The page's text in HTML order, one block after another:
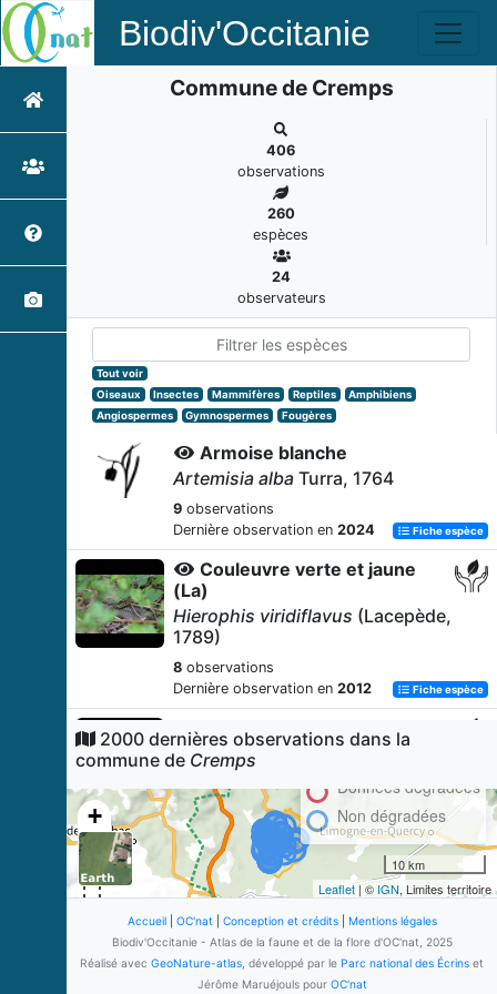
Biodiv'Occitanie
Commune de Cremps
406
observations
260
espèces
24
observateurs
Tout voir
Oiseaux
Insectes Mammifères Reptiles
Amphibiens
Angiospermes
Gymnospermes Fougères
Armoise blanche
Artemisia alba Turra, 1764
9 observations
Dernière observation en 2024 Fiche espèce
Couleuvre verte et jaune
(La)
Hierophis viridiflavus (Lacepède,
1789)
8 observations
Dernière observation en 2012 Fiche espèce
Lézard des murailles (Le)
Podarcis muralis
(Laurenti, 1768)
Dernière observation en
Fiche espèce
Rougequeue à front blanc
Phoenicurus phoenicurus
(Linnaeus, 1758)
6observations
Dernière observation en2024 Fiche espèce
Petit rhinolophe
2000 dernières observations dans la
commune de Cremps
+
Données dégradées
Non dégradées
10 km
Leaflet | © IGN, Limites territoire
Accueil| OC'nat| Conception et crédits| Mentions légales
Biodiv'Occitanie - Atlas de la faune et de la flore d'OC'nat, 2025
Réalisé avec GeoNature-atlas , développé par le Parc national des Écrins et
Jérôme Maruéjouls pour OC'nat